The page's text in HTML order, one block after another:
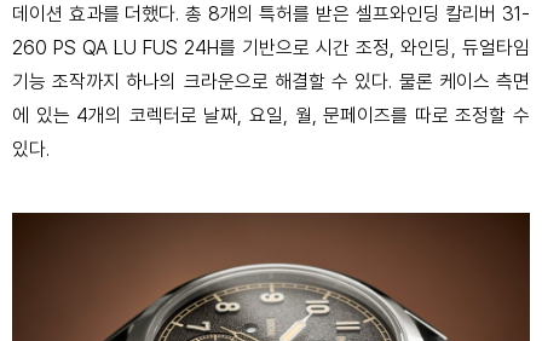
데이션 효과를 더했다. 총 8개의 특허를 받은 셀프와인딩 칼리버 31-
260 PS QA LU FUS 24H를 기반으로 시간 조정, 와인딩, 듀얼타임
기능 조작까지 하나의 크라운으로 해결할 수 있다. 물론 케이스 측면
에 있는 4개의 코렉터로 날짜, 요일, 월, 문페이즈를 따로 조정할 수
있다.